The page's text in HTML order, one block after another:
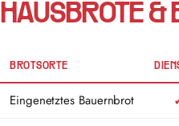
HAUSBROTE &
Backtage der klassischen
BROTSORTE
Eingenetztes Bauernbrot